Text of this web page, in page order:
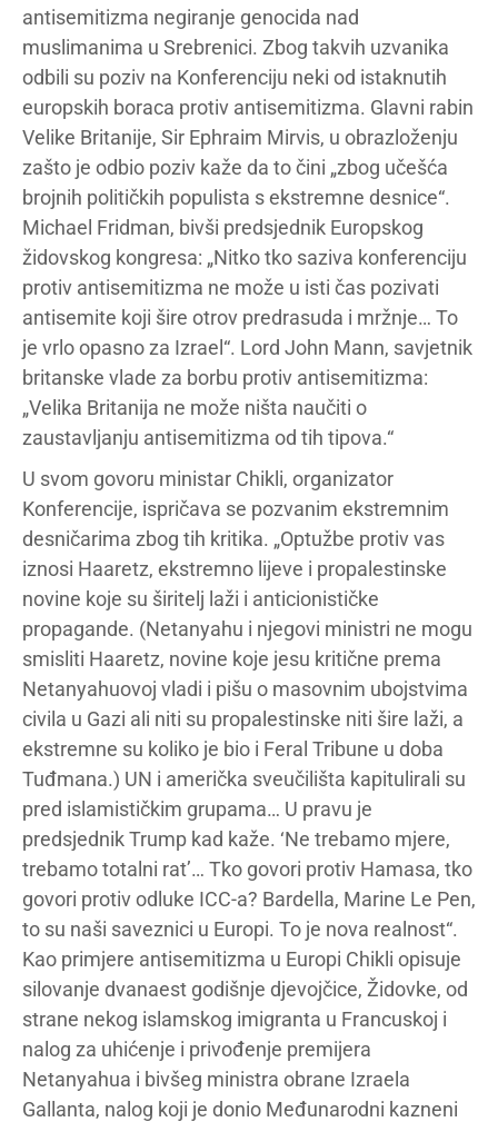
antisemitizma negiranje genocida nad
muslimanima u Srebrenici. Zbog takvih uzvanika
odbili su poziv na Konferenciju neki od istaknutih
europskih boraca protiv antisemitizma. Glavni rabin
Velike Britanije, Sir Ephraim Mirvis, u obrazloženju
zašto je odbio poziv kaže da to čini „zbog učešća
brojnih političkih populista s ekstremne desnice“.
Michael Fridman, bivši predsjednik Europskog
židovskog kongresa: „Nitko tko saziva konferenciju
protiv antisemitizma ne može u isti čas pozivati
antisemite koji šire otrov predrasuda i mržnje… To
je vrlo opasno za Izrael“. Lord John Mann, savjetnik
britanske vlade za borbu protiv antisemitizma:
„Velika Britanija ne može ništa naučiti o
zaustavljanju antisemitizma od tih tipova.“
U svom govoru ministar Chikli, organizator
Konferencije, ispričava se pozvanim ekstremnim
desničarima zbog tih kritika. „Optužbe protiv vas
iznosi Haaretz, ekstremno lijeve i propalestinske
novine koje su širitelj laži i anticionističke
propagande. (Netanyahu i njegovi ministri ne mogu
smisliti Haaretz, novine koje jesu kritične prema
Netanyahuovoj vladi i pišu o masovnim ubojstvima
civila u Gazi ali niti su propalestinske niti šire laži, a
ekstremne su koliko je bio i Feral Tribune u doba
Tuđmana.) UN i američka sveučilišta kapitulirali su
pred islamističkim grupama… U pravu je
predsjednik Trump kad kaže. ‘Ne trebamo mjere,
trebamo totalni rat’… Tko govori protiv Hamasa, tko
govori protiv odluke ICC-a? Bardella, Marine Le Pen,
to su naši saveznici u Europi. To je nova realnost“.
Kao primjere antisemitizma u Europi Chikli opisuje
silovanje dvanaest godišnje djevojčice, Židovke, od
strane nekog islamskog imigranta u Francuskoj i
nalog za uhićenje i privođenje premijera
Netanyahua i bivšeg ministra obrane Izraela
Gallanta, nalog koji je donio Međunarodni kazneni